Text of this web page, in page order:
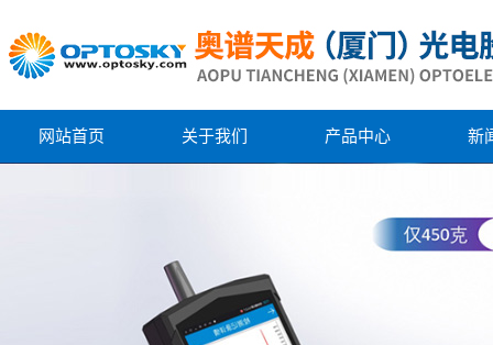
网站首页 关于我们 产品中心 新